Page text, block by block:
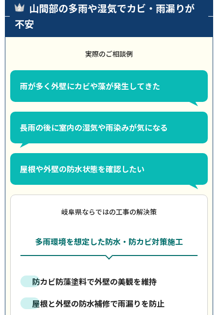
山間部の多雨や湿気でカビ・雨漏りが
不安
実際のご相談例
雨が多く外壁にカビや藻が発生してきた
長雨の後に室内の湿気や雨染みが気になる
屋根や外壁の防水状態を確認したい
岐阜県ならではの工事の解決策
多雨環境を想定した防水・防カビ対策施工
防カビ防藻塗料で外壁の美観を維持
屋根と外壁の防水補修で雨漏りを防止